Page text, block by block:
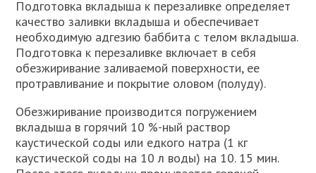
Подготовка вкладыша к перезаливке определяет
качество заливки вкладыша и обеспечивает
необходимую адгезию баббита с телом вкладыша.
Подготовка к перезаливке включает в себя
обезжиривание заливаемой поверхности, ее
протравливание и покрытие оловом (полуду).
Обезжиривание производится погружением
вкладыша в горячий 10 %-ный раствор
каустической соды или едкого натра (1 кг
каустической соды на 10 л воды) на 10. 15 мин.